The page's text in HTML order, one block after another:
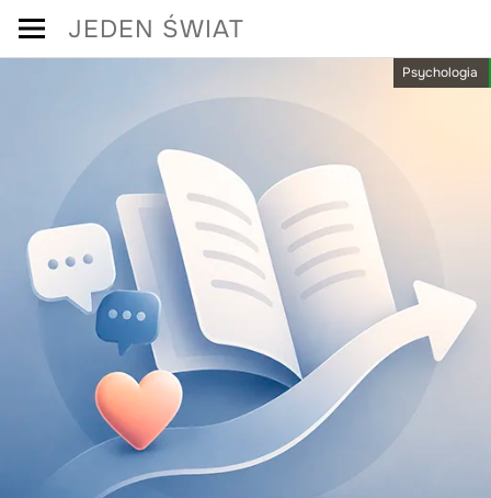
Skip
JEDEN ŚWIAT
Psychologia